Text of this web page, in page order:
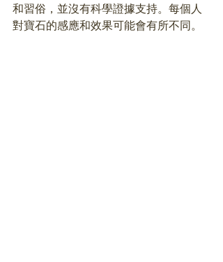
和習俗，並沒有科學證據支持。每個人
對寶石的感應和效果可能會有所不同。